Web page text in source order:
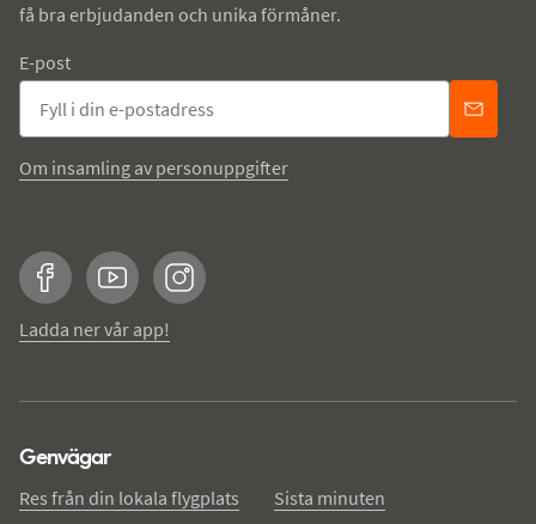
få bra erbjudanden och unika förmåner.
E-post
Om insamling av personuppgifter
FacebookYouTubeInstagram
Ladda ner vår app!
Genvägar
Res från din lokala flygplats
Sista minuten